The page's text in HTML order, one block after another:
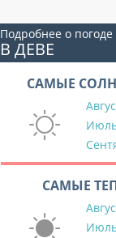
Подробнее о погоде
В ДЕВЕ
САМЫЕ
САМЫЕ